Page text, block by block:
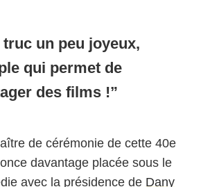
truc un peu joyeux,
qui permet de
des films !
de cérémonie de cette 40e
davantage placée sous le
avec la présidence de Dany